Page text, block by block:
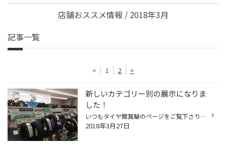
店舗おススメ情報 / 2018年3月
記事一覧
< 1 2 >
新しいカテゴリー別の展示になりま
した！
いつもタイヤ館箕輪のページをご覧下さり、ありがとうございます。 先日無事に、リニューアルオープンセールも終了し、ちょっとホッとしております。 ご来店頂きました皆様におかれましては、楽しんでいただけましたでしょうか？ おかげさまで盛況なイベントになり、スタッフ一同喜んでおります。 ...
2018年3月27日